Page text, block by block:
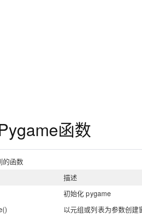
函数
的函数
描述
初始化 pygame
以元组或列表为参数创建